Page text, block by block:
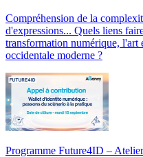
Compréhension de la
d'expressions... Quels liens
transformation numérique, l'art
occidentale moderne ?
Programme Future4ID –